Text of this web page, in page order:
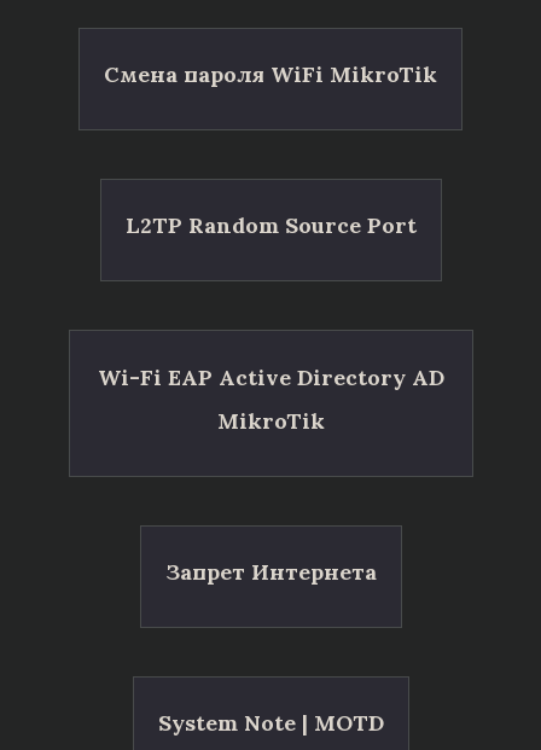
Смена пароля WiFi MikroTik
L2TP Random Source Port
Wi-Fi EAP Active Directory AD
MikroTik
Запрет Интернета
System Note | MOTD